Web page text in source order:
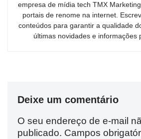
empresa de mídia tech TMX
portais de renome na internet.
conteúdos para garantir a qualidade
últimas novidades e informações
Deixe um comentário
O seu endereço de e-mail
publicado. Campos